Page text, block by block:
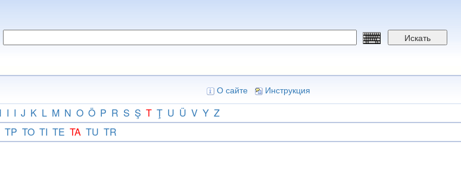
Искать
О сайте Инструкция
I I J K L M N O Ö P R S Ş T Ţ U Ü V Y Z
TP TO TI TE TA TU TR